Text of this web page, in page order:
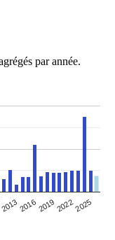
par année.
20132016201920222025